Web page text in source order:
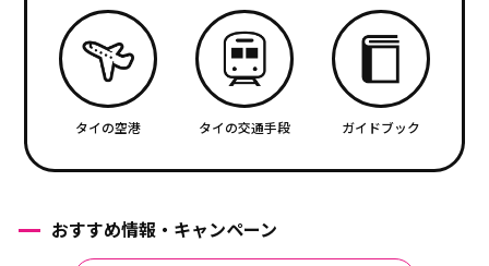
タイの空港 タイの交通手段 ガイドブック
おすすめ情報・キャンペーン